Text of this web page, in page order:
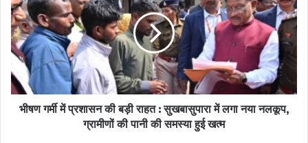
सामाजिक कल्याण और खेल: भारत माता वाहिनी के लिए सीटी व छड़ी, टीबी मुक्त
ग्राम के सरपंचों का सम्मान, और बच्चों के लिए स्पोर्ट्स किट।
ऑन-द-स्पॉट सेवाओं का लाभ
शिविरों की सबसे बड़ी विशेषता यह है कि यह केवल आवेदन लेने तक सीमित नहीं हैं,
बल्कि समस्याओं का मौके पर ही निराकरण करने का प्रयास किया जा रहा है।
राजस्व संबंधी मामले जैसे नामांतरण, सीमांकन और बंटवारा के साथ-साथ आय-
भीषण गर्मी में प्रशासन की बड़ी राहत : सुखबासुपारा में लगा नया नलकूप,
ग्रामीणों की पानी की समस्या हुई खत्म